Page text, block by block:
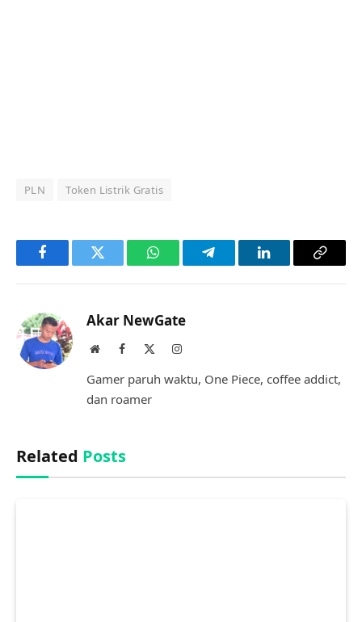
PLN Token Listrik Gratis
FacebookTwitter WhatsAppTelegramLinkedInCopy
Akar NewGate
WebsiteFacebook Instagram
Gamer paruh waktu, One Piece, coffee addict,
dan roamer
Related Posts